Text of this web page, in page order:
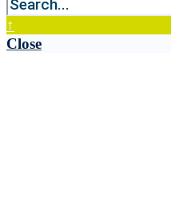
↑
Close